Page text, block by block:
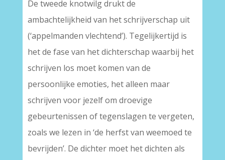
De tweede knotwilg drukt de
ambachtelijkheid van het schrijverschap uit
(‘appelmanden vlechtend’). Tegelijkertijd is
het de fase van het dichterschap waarbij het
schrijven los moet komen van de
persoonlijke emoties, het alleen maar
schrijven voor jezelf om droevige
gebeurtenissen of tegenslagen te vergeten,
zoals we lezen in ‘de herfst van weemoed te
bevrijden’. De dichter moet het dichten als